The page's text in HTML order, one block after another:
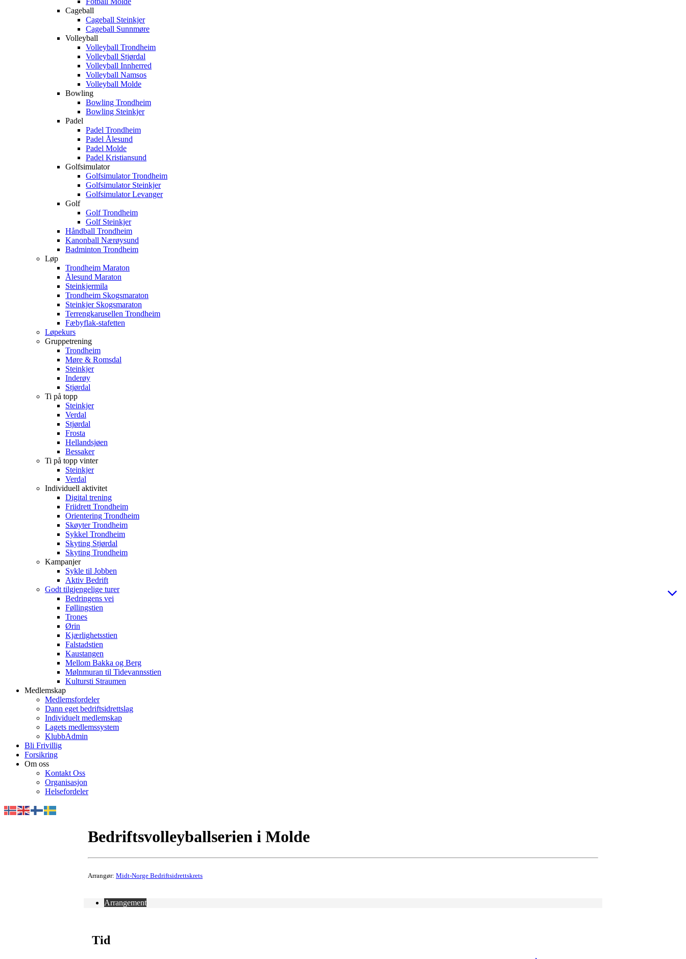
Cageball
Cageball Steinkjer
Cageball Sunnmøre
Volleyball
Volleyball Trondheim
Volleyball Stjørdal
Volleyball Innherred
Volleyball Namsos
Volleyball Molde
Bowling
Bowling Trondheim
Bowling Steinkjer
Padel
Padel Trondheim
Padel Ålesund
Padel Molde
Padel Kristiansund
Golfsimulator
Golfsimulator Trondheim
Golfsimulator Steinkjer
Golfsimulator Levanger
Golf
Golf Trondheim
Golf Steinkjer
Håndball Trondheim
Kanonball Nærøysund
Badminton Trondheim
Løp
Trondheim Maraton
Ålesund Maraton
Steinkjermila
Trondheim Skogsmaraton
Steinkjer Skogsmaraton
Terrengkarusellen Trondheim
Fæbyflak-stafetten
Løpekurs
Gruppetrening
Trondheim
Møre & Romsdal
Steinkjer
Inderøy
Stjørdal
Ti på topp
Steinkjer
Verdal
Stjørdal
Frosta
Hellandsjøen
Bessaker
Ti på topp vinter
Steinkjer
Verdal
Individuell aktivitet
Digital trening
Friidrett Trondheim
Orientering Trondheim
Skøyter Trondheim
Sykkel Trondheim
Skyting Stjørdal
Skyting Trondheim
Kampanjer
Sykle til Jobben
Aktiv Bedrift
Godt tilgjengelige turer
Bedringens vei
Føllingstien
Trones
Ørin
Kjærlighetsstien
Falstadstien
Kaustangen
Mellom Bakka og Berg
Mølnmuran til Tidevannsstien
Kultursti Straumen
Medlemskap
Medlemsfordeler
Dann eget bedriftsidrettslag
Individuelt medlemskap
Lagets medlemssystem
KlubbAdmin
Bli Frivillig
Forsikring
Om oss
Kontakt Oss
Organisasjon
Helsefordeler
Bedriftsvolleyballserien i Molde
Arrangør: Midt-Norge Bedriftsidrettskrets
Arrangement
Tid